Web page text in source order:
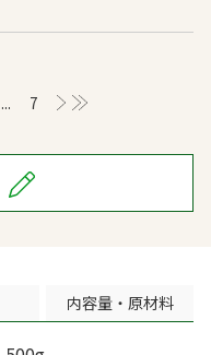
... 7 ＞ ≫
内容量・原材料